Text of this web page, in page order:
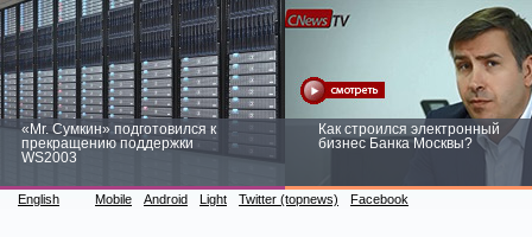
«Mr. Сумкин» подготовился к
прекращению поддержки
WS2003
Как строился электронный
бизнес Банка Москвы?
English Mobile Android Light Twitter (topnews) Facebook